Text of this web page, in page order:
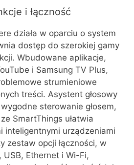
i łączność
działa w oparciu o system
dostęp do szerokiej gamy
Wbudowane aplikacje,
i Samsung TV Plus,
strumieniowe
treści. Asystent głosowy
sterowanie głosem,
SmartThings ułatwia
inteligentnymi urządzeniami
zestaw opcji łączności, w
Ethernet i Wi-Fi,